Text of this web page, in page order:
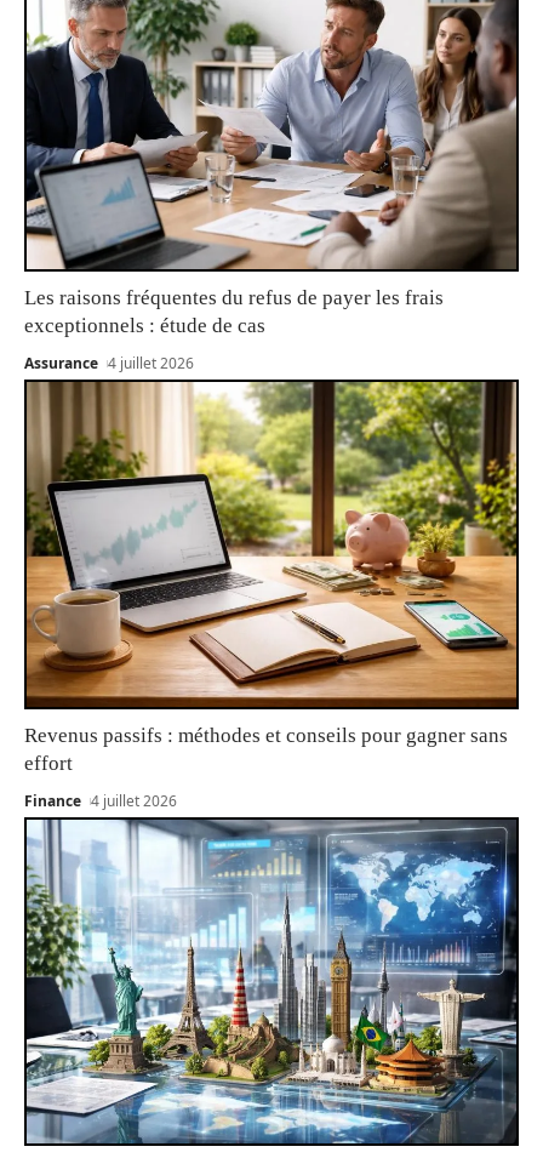
Les raisons fréquentes du refus de payer les frais
exceptionnels : étude de cas
Assurance 4 juillet 2026
Revenus passifs : méthodes et conseils pour gagner sans
effort
Finance 4 juillet 2026